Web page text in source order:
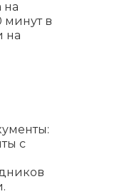
на
минут в
на
с